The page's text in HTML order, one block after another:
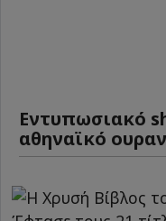
Εντυπωσιακό
αθηναϊκό